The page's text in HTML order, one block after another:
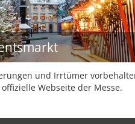
und Irrtümer
Webseite der Messe.